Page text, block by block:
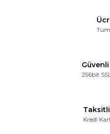
Güvenli
256bit
Taksitli
Kredi